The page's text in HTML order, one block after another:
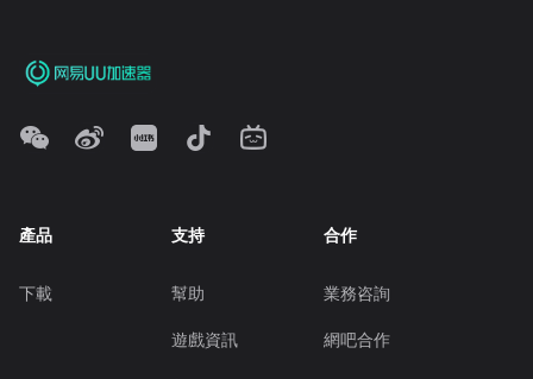
產品
下載
支持
幫助
遊戲資訊
合作
業務咨詢
網吧合作